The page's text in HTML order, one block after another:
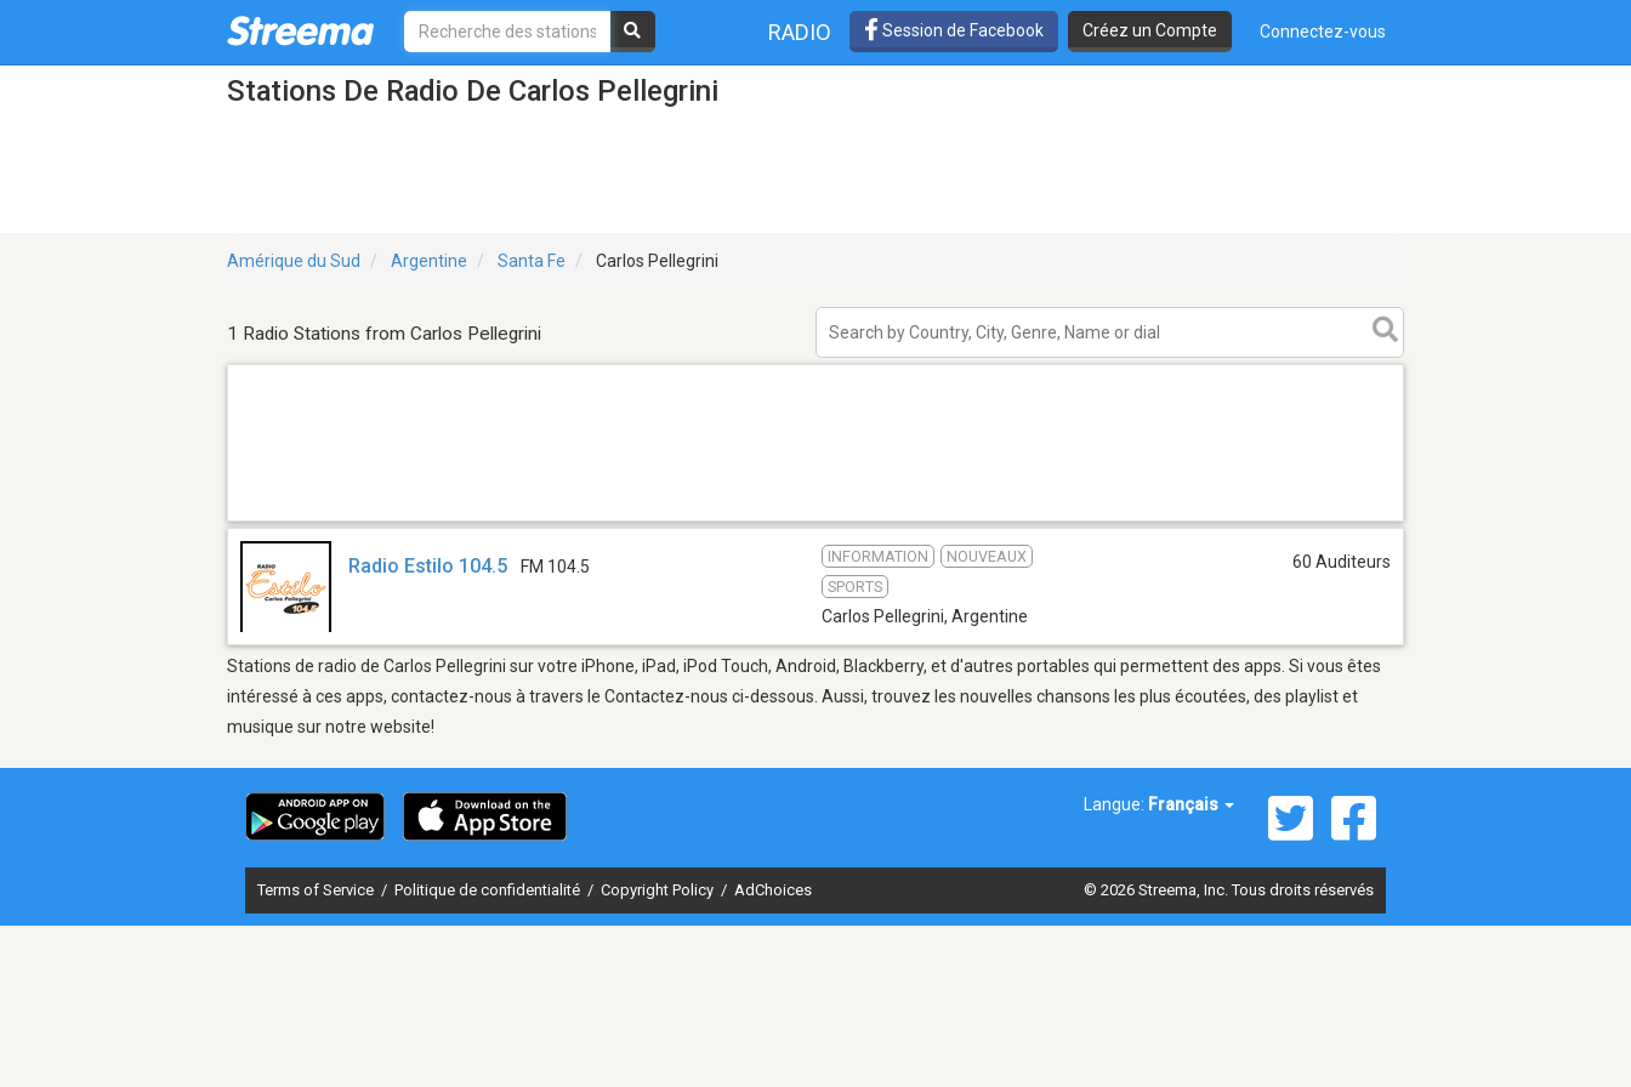
RADIO Session de Facebook Créez un Compte Connectez-vous
Stations De Radio De Carlos Pellegrini
Amérique du Sud Argentine Santa Fe Carlos Pellegrini
1 Radio Stations from Carlos Pellegrini
Radio Estilo 104.5 FM 104.5
INFORMATION
NOUVEAUX
SPORTS
Carlos Pellegrini, Argentine
60 Auditeurs
Stations de radio de Carlos Pellegrini sur votre iPhone, iPad, iPod Touch, Android, Blackberry, et d'autres portables qui permettent des apps. Si vous êtes
intéressé à ces apps, contactez-nous à travers le Contactez-nous ci-dessous. Aussi, trouvez les nouvelles chansons les plus écoutées, des playlist et
musique sur notre website!
Langue: Français
Terms of Service / Politique de confidentialité / Copyright Policy / AdChoices © 2026 Streema, Inc. Tous droits réservés